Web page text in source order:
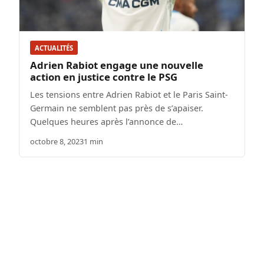
ACTUALITÉS
Adrien Rabiot engage une nouvelle
action en justice contre le PSG
Les tensions entre Adrien Rabiot et le Paris Saint-
Germain ne semblent pas près de s’apaiser.
Quelques heures après l’annonce de…
octobre 8, 20231 min